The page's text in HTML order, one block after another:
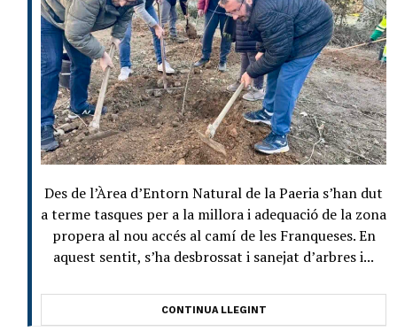
Des de l’Àrea d’Entorn Natural de la Paeria s’han dut
a terme tasques per a la millora i adequació de la zona
propera al nou accés al camí de les Franqueses. En
aquest sentit, s’ha desbrossat i sanejat d’arbres i...
CONTINUA LLEGINT